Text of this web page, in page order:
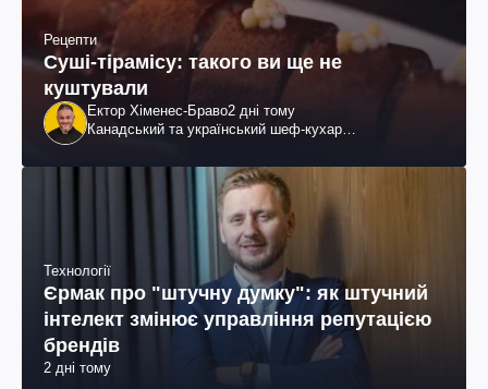
Рецепти
Суші-тірамісу: такого ви ще не
куштували
Ектор Хіменес-Браво2 дні тому
Канадський та український шеф-кухар
Технології
Єрмак про "штучну думку": як штучний
інтелект змінює управління репутацією
брендів
2 дні тому